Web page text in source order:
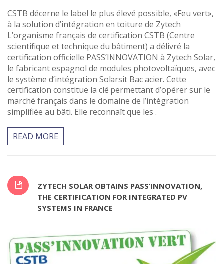
CSTB décerne le label le plus élevé possible, «Feu vert»,
à la solution d’intégration en toiture de Zytech
L’organisme français de certification CSTB (Centre
scientifique et technique du bâtiment) a délivré la
certification officielle PASS’INNOVATION à Zytech Solar,
le fabricant espagnol de modules photovoltaïques, avec
le système d’intégration Solarsit Bac acier. Cette
certification constitue la clé permettant d’opérer sur le
marché français dans le domaine de l’intégration
simplifiée au bâti. Elle reconnaît que les .
READ MORE
ZYTECH SOLAR OBTAINS PASS’INNOVATION,
THE CERTIFICATION FOR INTEGRATED PV
SYSTEMS IN FRANCE